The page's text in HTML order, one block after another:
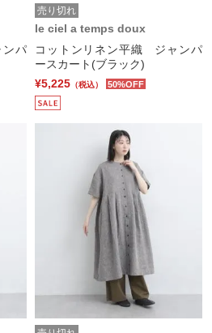
パ
売り切れ
le ciel a temps doux
コットンリネン平織 ジャンパ
ースカート(ブラック)
¥5,225 （税込） 50%OFF